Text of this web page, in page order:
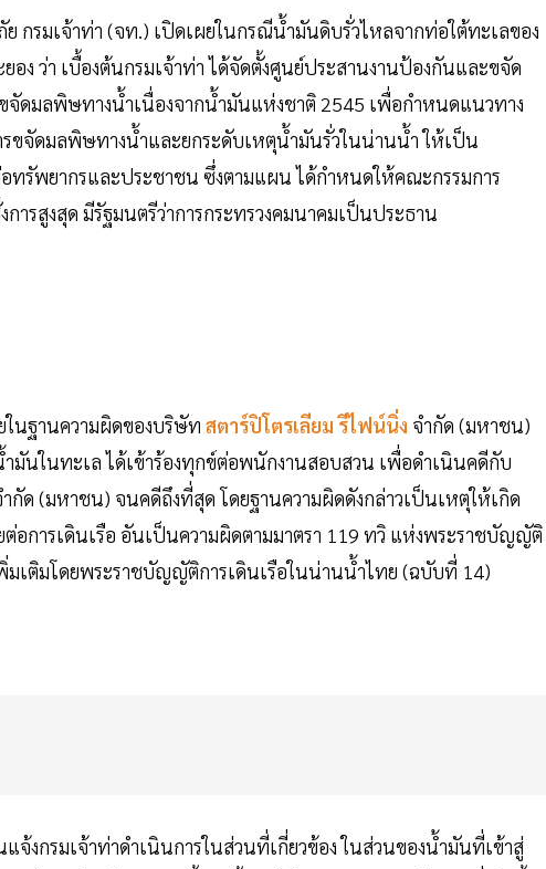
รมเจ้าท่า (จท.) เปิดเผยในกรณีน้ำมันดิบรั่วไหลจากท่อใต้ทะเลของ
ง ว่า เบื้องต้นกรมเจ้าท่า ได้จัดตั้งศูนย์ประสานงานป้องกันและขจัด
ดมลพิษทางน้ำเนื่องจากน้ำมันแห่งชาติ 2545 เพื่อกำหนดแนวทาง
ขจัดมลพิษทางน้ำและยกระดับเหตุน้ำมันรั่วในน่านน้ำ ให้เป็น
ทรัพยากรและประชาชน ซึ่งตามแผน ได้กำหนดให้คณะกรรมการ
รสูงสุด มีรัฐมนตรีว่าการกระทรวงคมนาคมเป็นประธาน
นฐานความผิดของบริษัท สตาร์ปิโตรเลียม รีไฟน์นิ่ง จำกัด (มหาชน)
นในทะเล ได้เข้าร้องทุกข์ต่อพนักงานสอบสวน เพื่อดำเนินคดีกับ
กัด (มหาชน) จนคดีถึงที่สุด โดยฐานความผิดดังกล่าวเป็นเหตุให้เกิด
การเดินเรือ อันเป็นความผิดตามมาตรา 119 ทวิ แห่งพระราชบัญญัติ
เติมโดยพระราชบัญญัติการเดินเรือในน่านน้ำไทย (ฉบับที่ 14)
จ้งกรมเจ้าท่าดำเนินการในส่วนที่เกี่ยวข้อง ในส่วนของน้ำมันที่เข้าสู่